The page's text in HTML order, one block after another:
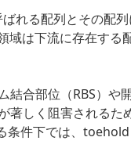
れる配列とその配
は下流に存在する
結合部位（RBS）や
著しく阻害される
条件下では、